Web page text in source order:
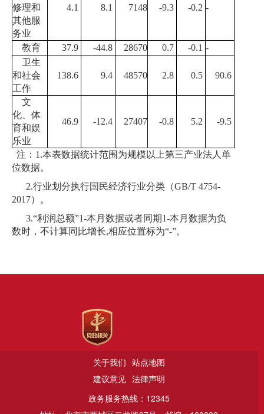
修理和
其他服
务业
4.1 8.1 7148 -9.3 -0.2 -
教育 37.9 -44.8 28670 0.7 -0.1 -
卫生
和社会
工作
138.6 9.4 48570 2.8 0.5 90.6
文
化、体
育和娱
乐业
46.9 -12.4 27407 -0.8 5.2 -9.5
注：1.本表数据统计范围为规模以上第三产业法人单
位数据。
2.行业划分执行国民经济行业分类（GB/T 4754-
2017）。
3.“利润总额”1-本月数据或者同期1-本月数据为负
数时，不计算同比增长,相应位置标为“-”。
关于我们 站点地图
建议意见 法律声明
政务服务热线：12345